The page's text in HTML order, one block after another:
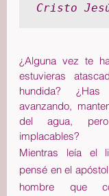
Cristo
¿Alguna vez te
estuvieras
hundida?
avanzando,
del agua,
implacables?
Mientras leía el
pensé en el
hombre que